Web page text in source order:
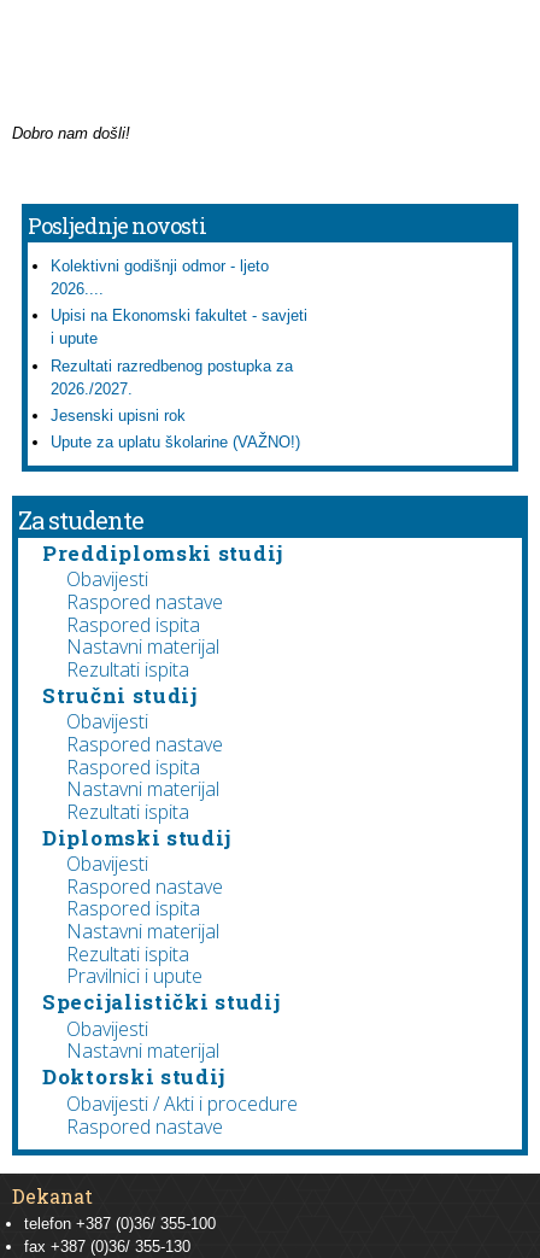
Dobro nam došli!
Posljednje novosti
Kolektivni godišnji odmor - ljeto
2026....
Upisi na Ekonomski fakultet - savjeti
i upute
Rezultati razredbenog postupka za
2026./2027.
Jesenski upisni rok
Upute za uplatu školarine (VAŽNO!)
Za studente
Preddiplomski studij
Obavijesti
Raspored nastave
Raspored ispita
Nastavni materijal
Rezultati ispita
Stručni studij
Obavijesti
Raspored nastave
Raspored ispita
Nastavni materijal
Rezultati ispita
Diplomski studij
Obavijesti
Raspored nastave
Raspored ispita
Nastavni materijal
Rezultati ispita
Pravilnici i upute
Specijalistički studij
Obavijesti
Nastavni materijal
Doktorski studij
Obavijesti / Akti i procedure
Raspored nastave
Dekanat
telefon +387 (0)36/ 355-100
fax +387 (0)36/ 355-130